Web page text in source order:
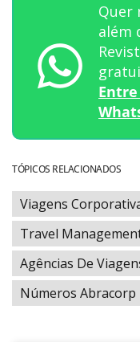
Quer
além
TÓPICOS RELACIONADOS
Viagens
Travel
Agências De
Números Abracorp